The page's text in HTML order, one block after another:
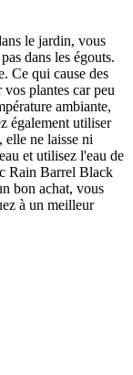
le jardin, vous
dans les égouts.
Ce qui cause des
plantes car peu
ambiante,
également utiliser
ne laisse ni
et utilisez l'eau de
Rain Barrel Black
bon achat, vous
à un meilleur